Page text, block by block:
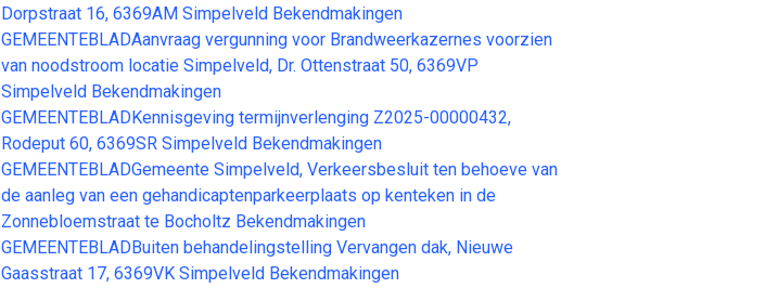
Dorpstraat 16, 6369AM Simpelveld Bekendmakingen
GEMEENTEBLADAanvraag vergunning voor Brandweerkazernes voorzien
van noodstroom locatie Simpelveld, Dr. Ottenstraat 50, 6369VP
Simpelveld Bekendmakingen
GEMEENTEBLADKennisgeving termijnverlenging Z2025-00000432,
Rodeput 60, 6369SR Simpelveld Bekendmakingen
GEMEENTEBLADGemeente Simpelveld, Verkeersbesluit ten behoeve van
de aanleg van een gehandicaptenparkeerplaats op kenteken in de
Zonnebloemstraat te Bocholtz Bekendmakingen
GEMEENTEBLADBuiten behandelingstelling Vervangen dak, Nieuwe
Gaasstraat 17, 6369VK Simpelveld Bekendmakingen